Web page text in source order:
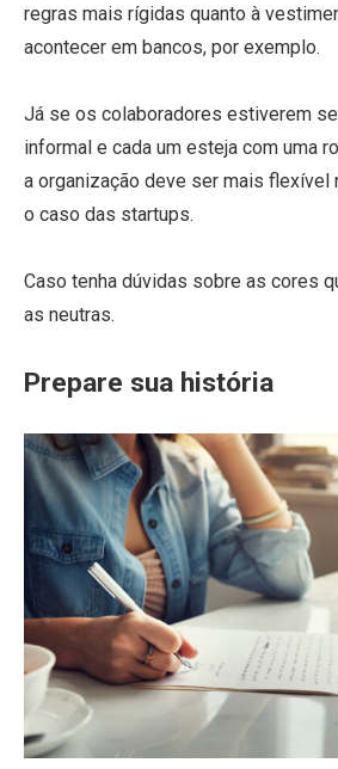
regras mais rígidas quanto à
acontecer em bancos, por exemplo.
Já se os colaboradores estiverem
informal e cada um esteja com uma
a organização deve ser mais flexível
o caso das startups.
Caso tenha dúvidas sobre as cores
as neutras.
Prepare sua história